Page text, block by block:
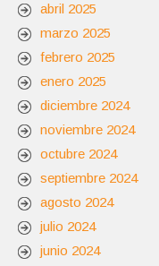
abril 2025
marzo 2025
febrero 2025
enero 2025
diciembre 2024
noviembre 2024
octubre 2024
septiembre 2024
agosto 2024
julio 2024
junio 2024